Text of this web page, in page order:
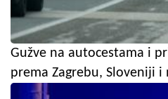
Gužve na autocestama i
prema Zagrebu, Sloveniji i